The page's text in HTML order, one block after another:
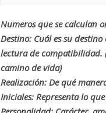
Numeros que se calculan
Destino: Cuál es su
lectura de compatibilidad.
camino de vida)
Realización: De qué
Iniciales: Representa lo